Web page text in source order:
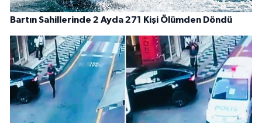
Bartın Sahillerinde 2 Ayda 271 Kişi Ölümden Döndü